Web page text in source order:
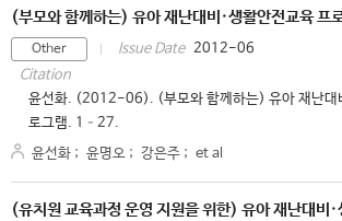
(부모와 함께하는) 유아 재난대비·생활안전교육 프
Other Issue Date 2012-06
Citation
윤선화. (2012-06). (부모와 함께하는) 유아 재난대
로그램. 1–27.
윤선화 ; 윤명오 ; 강은주 ; et al
(유치원 교육과정 운영 지원을 위한) 유아 재난대비